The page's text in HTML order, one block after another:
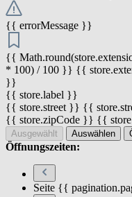
{{ errorMessage }}
{{
* 100) / 100 }} {{
}}
{{ store.label }}
{{ store.street }} {{
{{ store.zipCode }} {{
Ausgewählt Auswählen
Öffnungszeiten:
Seite {{